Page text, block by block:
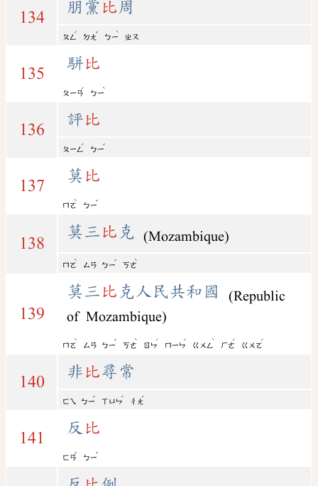
134
朋黨 比 周
ㄆㄥ
ˊ
ㄉㄤ
ˇ
ㄅㄧ
ˋ
ㄓㄡ
135
駢比
ㄆㄧㄢ
ˊ
ㄅㄧ
ˋ
136
評比
ㄆㄧㄥ
ˊ
ㄅㄧ
ˇ
137
莫 比
ㄇㄛ
ˋ
ㄅㄧ
ˇ
138
莫三 比 克 (Mozambique)
ㄇㄛ
ˋ
ㄙㄢ ㄅㄧ
ˇ
ㄎㄜ
ˋ
139
莫三比 克人民共和國
(Republic
of Mozambique)
ㄇㄛ
ˋ
ㄙㄢ ㄅㄧ
ˇ
ㄎㄜ
ˋ
ㄖㄣ
ˊ
ㄇㄧㄣ
ˊ
ㄍㄨㄥ
ˋ
ㄏㄜ
ˊ
ㄍㄨㄛ
ˊ
140
非 比尋常
ㄈㄟ ㄅㄧ
ˇ
ㄒㄩㄣ
ˊ
ㄔㄤ
ˊ
141
反 比
ㄈㄢ
ˇ
ㄅㄧ
ˇ